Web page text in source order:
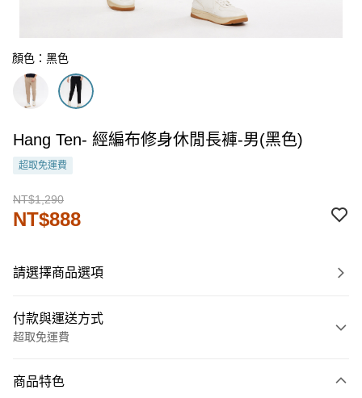
顏色：黑色
Hang Ten- 經編布修身休閒長褲-男(黑色)
超取免運費
NT$1,290
NT$888
請選擇商品選項
付款與運送方式
超取免運費
信用卡一次付款
商品特色